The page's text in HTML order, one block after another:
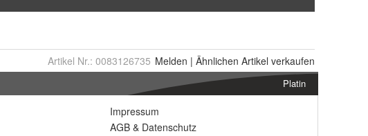
Artikel Nr.: 0083126735 Melden | Ähnlichen Artikel verkaufen
Platin
Impressum
AGB & Datenschutz